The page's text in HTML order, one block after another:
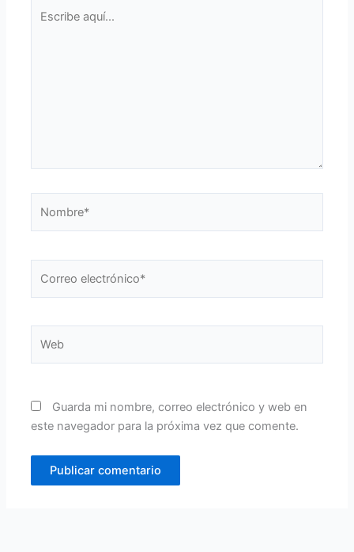
aquí...
electrónico*
Guarda mi nombre, correo electrónico y web en
este navegador para la próxima vez que comente.